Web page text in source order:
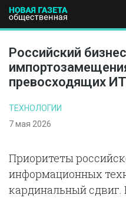
ПОЛИТИКА
Российский
превосходящих
ТЕХНОЛОГИИ
7 мая 2026
Приоритеты
информационных
кардинальный сдвиг.